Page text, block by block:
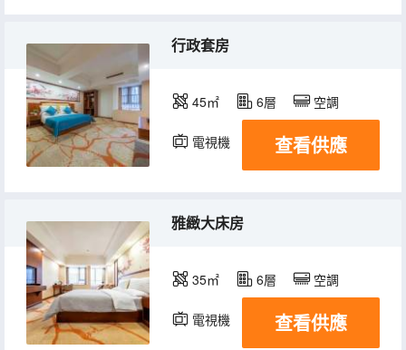
行政套房
45㎡ 6層 空調
電視機 查看供應
雅緻大床房
35㎡ 6層 空調
電視機 查看供應